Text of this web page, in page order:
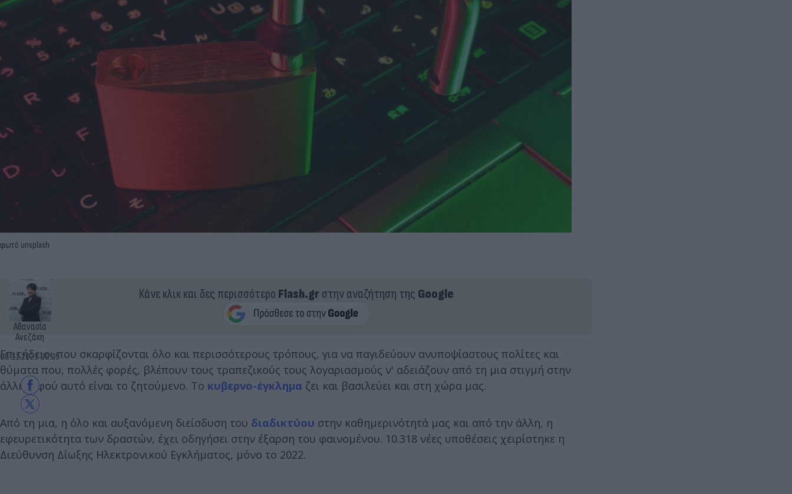
φωτό unsplash
Αθανασία
Ανεζάκη
06.11.2023 09:35
Κάνε κλικ και δες περισσότερο Flash.grστην αναζήτηση της Google
Επιτήδειοι που σκαρφίζονται όλο και περισσότερους τρόπους, για να παγιδεύουν ανυποψίαστους πολίτες και
θύματα που, πολλές φορές, βλέπουν τους τραπεζικούς τους λογαριασμούς ν' αδειάζουν από τη μια στιγμή στην
άλλη, αφού αυτό είναι το ζητούμενο. Το κυβερνο-έγκλημα ζει και βασιλεύει και στη χώρα μας.
Από τη μια, η όλο και αυξανόμενη διείσδυση του διαδικτύου στην καθημερινότητά μας και από την άλλη, η
εφευρετικότητα των δραστών, έχει οδηγήσει στην έξαρση του φαινομένου. 10.318 νέες υποθέσεις χειρίστηκε η
Διεύθυνση Δίωξης Ηλεκτρονικού Εγκλήματος, μόνο το 2022.